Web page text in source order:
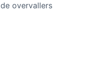
overvallers